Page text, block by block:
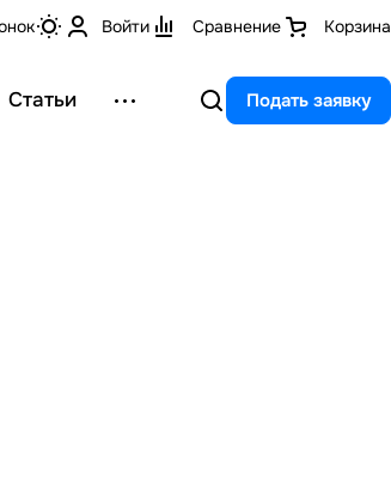
Войти Сравнение Корзина
Статьи Подать заявку